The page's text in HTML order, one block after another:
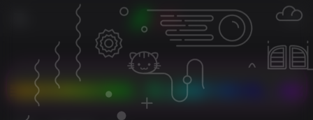
扣商品任意拼，双人成团PK有大礼，2核2G云